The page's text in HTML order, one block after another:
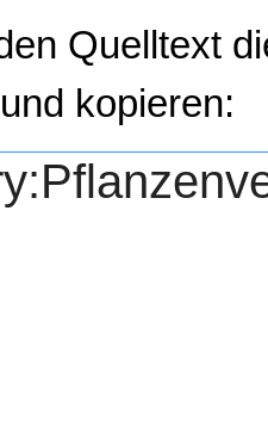
Quelltext
kopieren: